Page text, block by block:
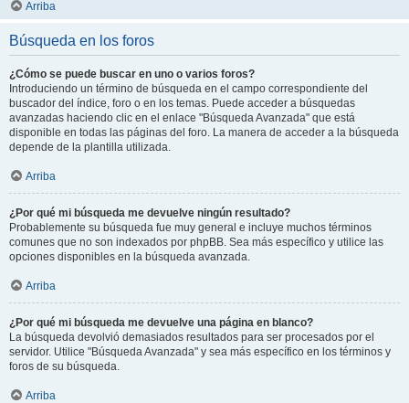
Arriba
Búsqueda en los foros
¿Cómo se puede buscar en uno o varios foros?
Introduciendo un término de búsqueda en el campo correspondiente del
buscador del índice, foro o en los temas. Puede acceder a búsquedas
avanzadas haciendo clic en el enlace "Búsqueda Avanzada" que está
disponible en todas las páginas del foro. La manera de acceder a la búsqueda
depende de la plantilla utilizada.
Arriba
¿Por qué mi búsqueda me devuelve ningún resultado?
Probablemente su búsqueda fue muy general e incluye muchos términos
comunes que no son indexados por phpBB. Sea más específico y utilice las
opciones disponibles en la búsqueda avanzada.
Arriba
¿Por qué mi búsqueda me devuelve una página en blanco?
La búsqueda devolvió demasiados resultados para ser procesados por el
servidor. Utilice "Búsqueda Avanzada" y sea más específico en los términos y
foros de su búsqueda.
Arriba